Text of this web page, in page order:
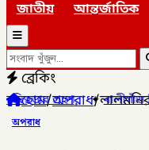
জাতীয় আন্তর্জাতিক
ব্রেকিং
সিজন ৫ এর উদ্ভোধন
হোম/অপরাধ/
অপরাধ